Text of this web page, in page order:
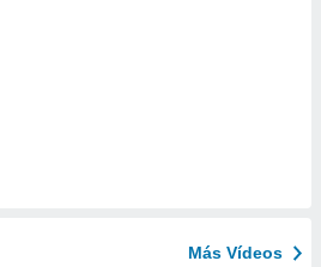
Más Vídeos